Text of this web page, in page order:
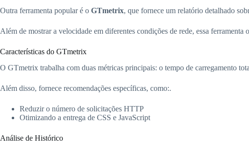
Outra ferramenta popular é o GTmetrix, que fornece um relatório detalhado
Além de mostrar a velocidade em diferentes condições de rede, essa
Características do GTmetrix
O GTmetrix trabalha com duas métricas principais: o tempo de carregamento
Além disso, fornece recomendações específicas, como:.
Reduzir o número de solicitações HTTP
Otimizando a entrega de CSS e JavaScript
Análise de Histórico